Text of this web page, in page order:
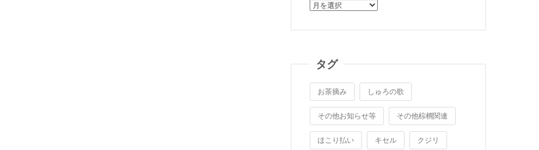
ア
カ
タグ
お茶摘み しゅろの歌
その他お知らせ等 その他棕櫚関連
ほこり払い キセル クジリ